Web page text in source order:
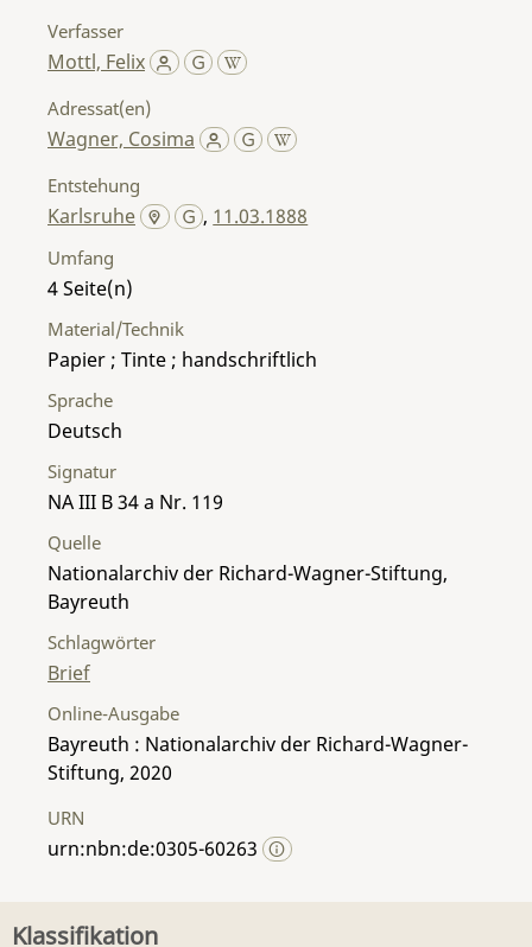
Verfasser
Mottl, Felix
Adressat(en)
Wagner, Cosima
Entstehung
Karlsruhe , 11.03.1888
Umfang
4
Material/Technik
Papier ; Tinte ; handschriftlich
Sprache
Deutsch
Signatur
NA III B 34 a Nr. 119
Quelle
Nationalarchiv der Richard-Wagner-Stiftung,
Bayreuth
Schlagwörter
Brief
Online-Ausgabe
Bayreuth : Nationalarchiv der Richard-Wagner-
Stiftung, 2020
URN
urn:nbn:de:0305-60263
Klassifikation